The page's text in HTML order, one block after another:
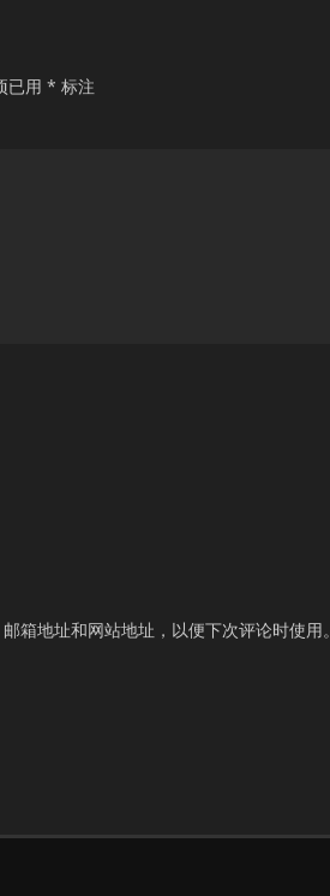
已用 * 标注
箱地址和网站地址，以便下次评论时使用。